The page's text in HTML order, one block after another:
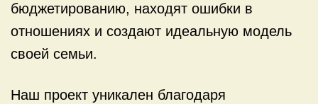
бюджетированию, находят ошибки в
отношениях и создают идеальную модель
своей семьи.
Наш проект уникален благодаря